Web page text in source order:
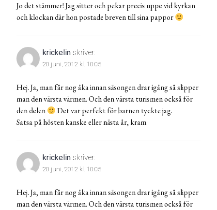
Jo det stämmer! Jag sitter och pekar precis uppe vid kyrkan
och klockan där hon postade breven till sina pappor
krickelin skriver:
20 juni, 2012 kl. 10:05
Hej. Ja, man får nog åka innan säsongen drar igång så slipper
man den värsta värmen. Och den värsta turismen också för
den delen
Det var perfekt för barnen tyckte jag.
Satsa på hösten kanske eller nästa år, kram
krickelin skriver:
20 juni, 2012 kl. 10:05
Hej. Ja, man får nog åka innan säsongen drar igång så slipper
man den värsta värmen. Och den värsta turismen också för